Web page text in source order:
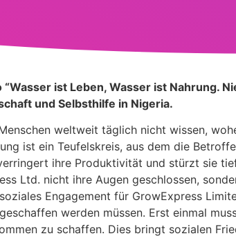
ist Leben, Wasser ist Nahrung.
und Selbsthilfe in Nigeria.
weltweit täglich nicht wissen,
ist ein Teufelskreis, aus dem die
ihre Produktivität und stürzt sie
Ltd. nicht ihre Augen geschlossen,
Engagement für GrowExpress
werden müssen. Erst einmal
zu schaffen. Dies bringt sozialen